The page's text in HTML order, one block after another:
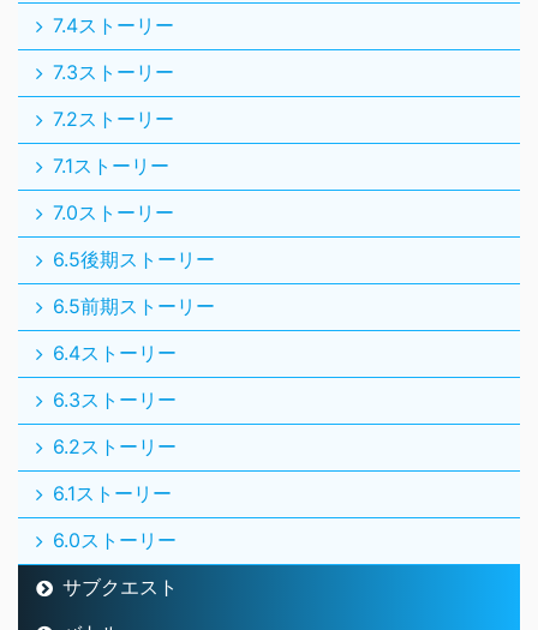
7.4ストーリー
7.3ストーリー
7.2ストーリー
7.1ストーリー
7.0ストーリー
6.5後期ストーリー
6.5前期ストーリー
6.4ストーリー
6.3ストーリー
6.2ストーリー
6.1ストーリー
6.0ストーリー
サブクエスト